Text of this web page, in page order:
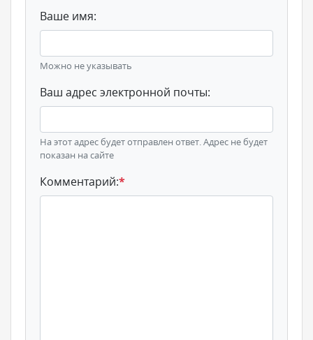
Ваше имя:
Можно не указывать
Ваш адрес электронной почты:
На этот адрес будет отправлен ответ. Адрес не будет
показан на сайте
Комментарий:*